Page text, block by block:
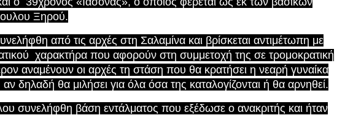
Ξηρού.
από τις αρχές στη Σαλαμίνα και βρίσκεται αντιμέτωπη με
χαρακτήρα που αφορούν στη συμμετοχή της σε τρομοκρατική
αναμένουν οι αρχές τη στάση που θα κρατήσει η νεαρή γυναίκα
δηλαδή θα μιλήσει για όλα όσα της καταλογίζονται ή θα αρνηθεί.
συνελήφθη βάση εντάλματος που εξέδωσε ο ανακριτής και ήταν